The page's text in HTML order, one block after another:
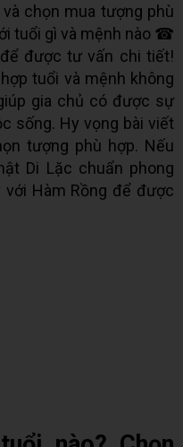
chọn mua tượng phù
tuổi gì và mệnh nào ☎
được tư vấn chi tiết!
tuổi và mệnh không
gia chủ có được sự
sống. Hy vọng bài viết
tượng phù hợp. Nếu
Di Lặc chuẩn phong
Hàm Rồng để được